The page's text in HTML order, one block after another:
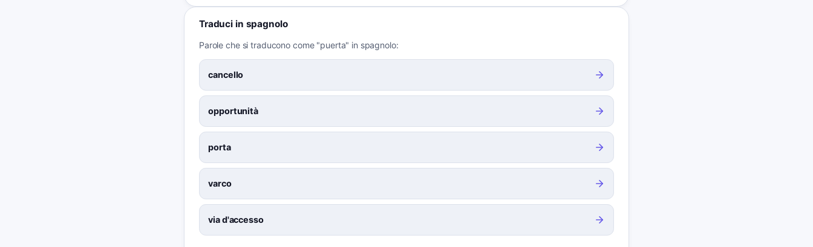
Traduci in spagnolo
Parole che si traducono come "puerta" in spagnolo:
cancello
opportunità
porta
varco
via d'accesso